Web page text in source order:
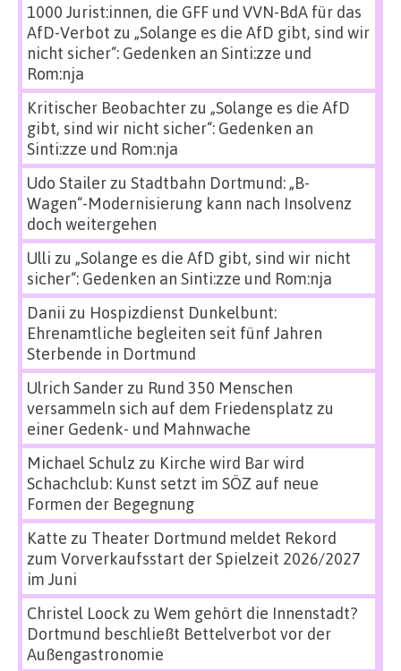
1000 Jurist:innen, die GFF und VVN-BdA für das
AfD-Verbot zu „Solange es die AfD gibt, sind wir
nicht sicher“: Gedenken an Sinti:zze und
Rom:nja
Kritischer Beobachterzu „Solange es die AfD
gibt, sind wir nicht sicher“: Gedenken an
Sinti:zze und Rom:nja
Udo Stailerzu Stadtbahn Dortmund: „B-
Wagen“-Modernisierung kann nach Insolvenz
doch weitergehen
Ulli zu „Solange es die AfD gibt, sind wir nicht
sicher“: Gedenken an Sinti:zze und Rom:nja
Danii zu Hospizdienst Dunkelbunt:
Ehrenamtliche begleiten seit fünf Jahren
Sterbende in Dortmund
Ulrich Sanderzu Rund 350 Menschen
versammeln sich auf dem Friedensplatz zu
einer Gedenk- und Mahnwache
Michael Schulz zu Kirche wird Bar wird
Schachclub: Kunst setzt im SÖZ auf neue
Formen der Begegnung
Katte zu Theater Dortmund meldet Rekord
zum Vorverkaufsstart der Spielzeit 2026/2027
im Juni
Christel Loock zu Wem gehört die Innenstadt?
Dortmund beschließt Bettelverbot vor der
Außengastronomie